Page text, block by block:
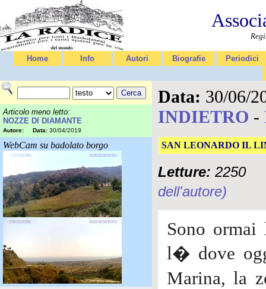
Home Info Autori Biografie Periodici
Articolo meno letto:
NOZZE DI DIAMANTE
Autore: Data: 30/04/2019
WebCam su badolato borgo
Data: 30/06/
INDIETRO -
SAN LEONARDO IL
Letture: 2250
dell'autore)
Sono
l� dove
Marina, la